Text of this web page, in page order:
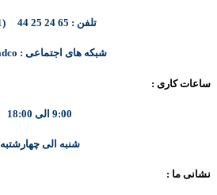
تلفن : 65 24 25 44 (021)
شبکه های اجتماعی : nivadco@
ساعات کاری :
9:00 الی 18:00
شنبه الی چهارشتبه
نشانی ما :